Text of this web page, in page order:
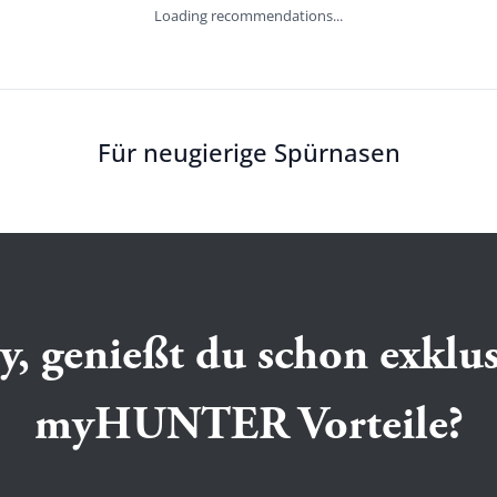
Loading recommendations...
Für neugierige Spürnasen
genießt du schon
myHUNTER Vorteile?